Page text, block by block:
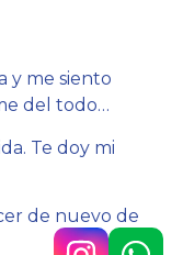
y me siento
del todo…
Te doy mi
de nuevo de